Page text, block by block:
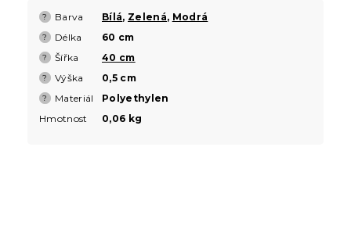
? Barva Bílá, Zelená, Modrá
? Délka 60 cm
? Šířka 40 cm
? Výška 0,5 cm
? Materiál
Polyethylen
Hmotnost
0,06 kg